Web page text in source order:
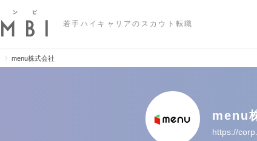
若手ハイキャリアのスカウト転職
menu株式会社
menu
https://